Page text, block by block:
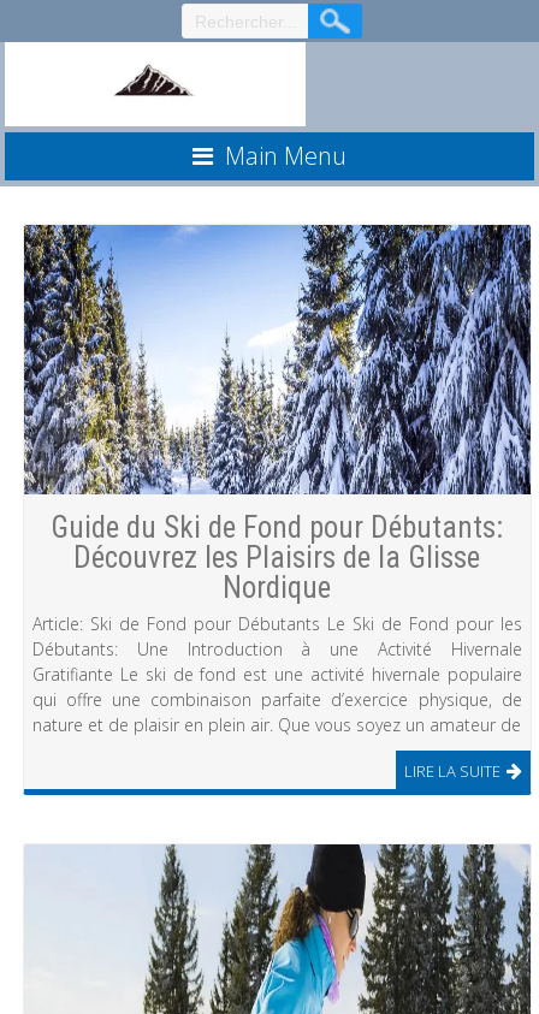
au
Main Menu
Guide du Ski de Fond pour Débutants:
Découvrez les Plaisirs de la Glisse
Nordique
Article: Ski de Fond pour Débutants Le Ski de Fond pour les
Débutants: Une Introduction à une Activité Hivernale
Gratifiante Le ski de fond est une activité hivernale populaire
qui offre une combinaison parfaite d’exercice physique, de
nature et de plaisir en plein air. Que vous soyez un amateur de
LIRE LA SUITE